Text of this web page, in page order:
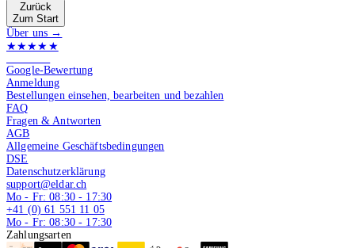
Zurück
Zum Start
Über uns →
★★★★★
Google-Bewertung
Anmeldung
Bestellungen einsehen, bearbeiten und bezahlen
FAQ
Fragen & Antworten
AGB
Allgemeine Geschäftsbedingungen
DSE
Datenschutzerklärung
support@eldar.ch
Mo - Fr: 08:30 - 17:30
+41 (0) 61 551 11 05
Mo - Fr: 08:30 - 17:30
Zahlungsarten